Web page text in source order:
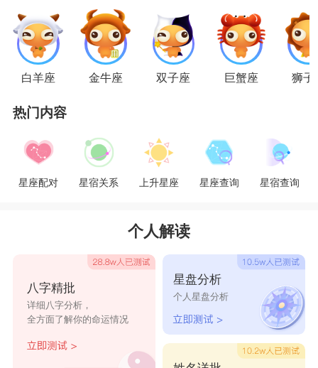
白羊座 金牛座 双子座 巨蟹座 狮子
热门内容
星座配对 星宿关系 上升星座 星座查询 星宿查询
个人解读
八字精批
详细八字分析，
全方面了解你的命运情况
星盘分析
个人星盘分析